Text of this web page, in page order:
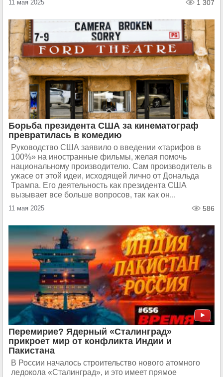
11 мая 2025 1 307
Борьба президента США за кинематограф
превратилась в комедию
Руководство США заявило о введении «тарифов в
100%» на иностранные фильмы, желая помочь
национальному производителю. Сам производитель в
ужасе от этой идеи, исходящей лично от Дональда
Трампа. Его деятельность как президента США
вызывает все больше вопросов, так как он...
11 мая 2025 586
Перемирие? Ядерный «Сталинград»
прикроет мир от конфликта Индии и
Пакистана
В России началось строительство нового атомного
ледокола «Сталинград», и это имеет прямое